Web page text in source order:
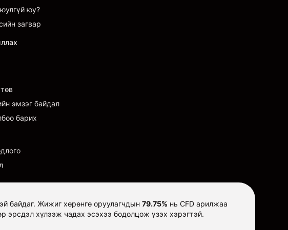
юу?
загвар
эмзэг байдал
барих
байдаг. Жижиг хөрөнгө оруулагчдын 79.75% нь CFD арилжаа
эрсдэл хүлээж чадах эсэхээ бодолцож үзэх хэрэгтэй.